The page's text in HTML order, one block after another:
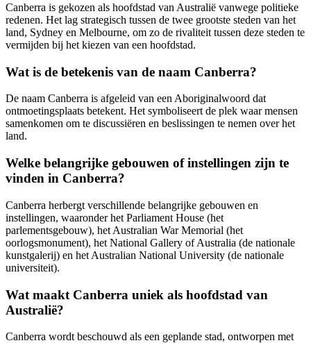
Canberra is gekozen als hoofdstad van Australië vanwege politieke
redenen. Het lag strategisch tussen de twee grootste steden van het
land, Sydney en Melbourne, om zo de rivaliteit tussen deze steden te
vermijden bij het kiezen van een hoofdstad.
Wat is de betekenis van de naam Canberra?
De naam Canberra is afgeleid van een Aboriginalwoord dat
ontmoetingsplaats betekent. Het symboliseert de plek waar mensen
samenkomen om te discussiëren en beslissingen te nemen over het
land.
Welke belangrijke gebouwen of instellingen zijn te
vinden in Canberra?
Canberra herbergt verschillende belangrijke gebouwen en
instellingen, waaronder het Parliament House (het
parlementsgebouw), het Australian War Memorial (het
oorlogsmonument), het National Gallery of Australia (de nationale
kunstgalerij) en het Australian National University (de nationale
universiteit).
Wat maakt Canberra uniek als hoofdstad van
Australië?
Canberra wordt beschouwd als een geplande stad, ontworpen met